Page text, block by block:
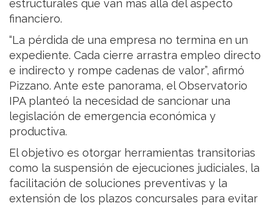
estructurales que van más allá del aspecto
financiero.
“La pérdida de una empresa no termina en un
expediente. Cada cierre arrastra empleo directo
e indirecto y rompe cadenas de valor”, afirmó
Pizzano. Ante este panorama, el Observatorio
IPA planteó la necesidad de sancionar una
legislación de emergencia económica y
productiva.
El objetivo es otorgar herramientas transitorias
como la suspensión de ejecuciones judiciales, la
facilitación de soluciones preventivas y la
extensión de los plazos concursales para evitar